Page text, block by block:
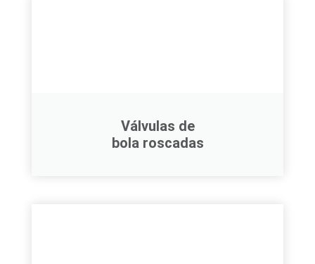
Válvulas de
bola roscadas